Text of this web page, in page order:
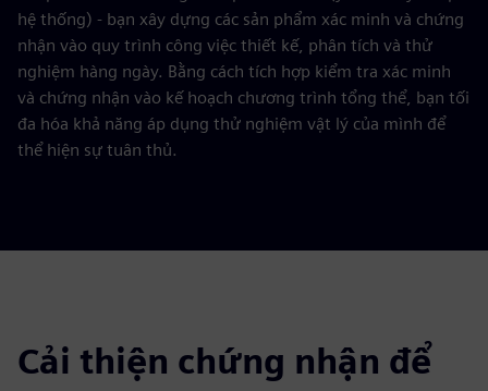
hệ thống) - bạn xây dựng các sản phẩm xác minh và chứng
nhận vào quy trình công việc thiết kế, phân tích và thử
nghiệm hàng ngày. Bằng cách tích hợp kiểm tra xác minh
và chứng nhận vào kế hoạch chương trình tổng thể, bạn tối
đa hóa khả năng áp dụng thử nghiệm vật lý của mình để
thể hiện sự tuân thủ.
Cải thiện chứng nhận để